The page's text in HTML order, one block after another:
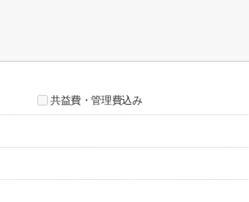
共益費・管理費込み